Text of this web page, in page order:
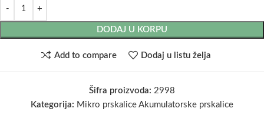
DODAJ U KORPU
Add to compare Dodaj u listu želja
Šifra proizvoda: 2998
Kategorija: Mikro prskalice Akumulatorske prskalice